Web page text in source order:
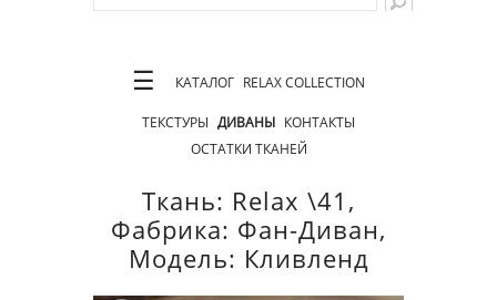
☰ КАТАЛОГ RELAX COLLECTION
ТЕКСТУРЫ ДИВАНЫ КОНТАКТЫ
ОСТАТКИ ТКАНЕЙ
Ткань: Relax \41,
Фабрика: Фан-Диван,
Модель: Кливленд